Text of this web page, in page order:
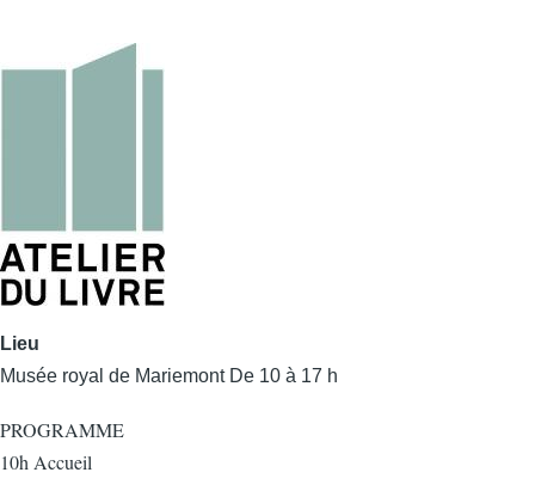
Lieu
Musée royal de Mariemont De 10 à 17 h
PROGRAMME
10h Accueil